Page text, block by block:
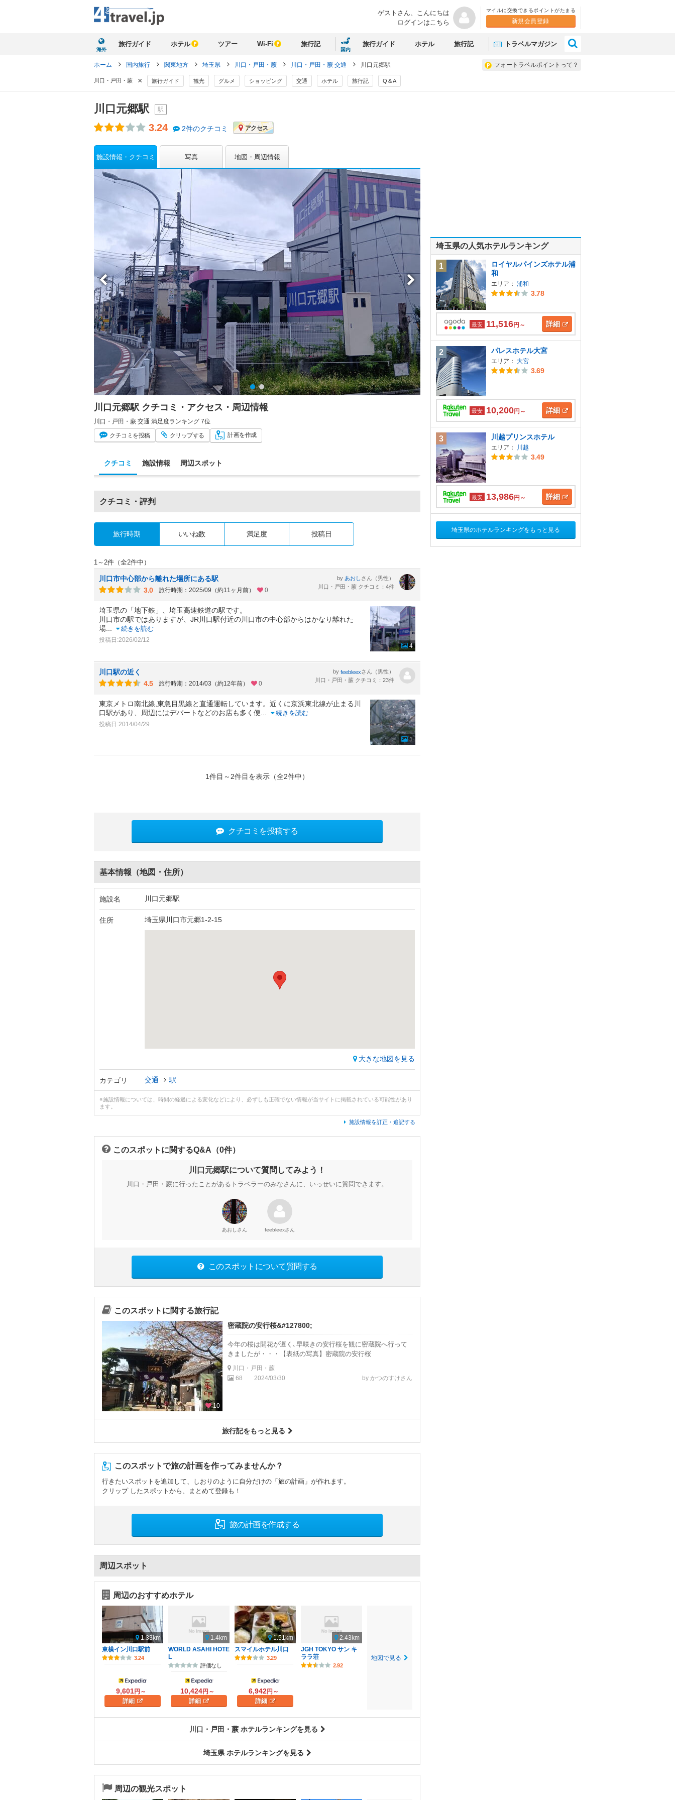
ゲストさん、 こんにちは
ログインはこちら
マイルに交換できるポイントがたまる
新規会員登録
海外
旅行ガイド ホテル ツアー Wi-Fi 旅行記
国内
旅行ガイド ホテル 旅行記 トラベルマガジン
フォートラベルポイントって？
ホーム 国内旅行 関東地方 埼玉県 川口・戸田・蕨 川口・戸田・蕨 交通 川口元郷駅
川口・戸田・蕨 × 旅行ガイド 観光 グルメ ショッピング 交通 ホテル 旅行記 Q＆A
川口元郷駅 駅
3.24 2件のクチコミ アクセス
施設情報・クチコミ 写真 地図・周辺情報
川口元郷駅 クチコミ・アクセス・周辺情報
川口・戸田・蕨 交通 満足度ランキング 7位
クチコミ を投稿 クリップする 計画を作成
クチコミ 施設情報 周辺スポット
クチコミ・評判
旅行時期 いいね数 満足度 投稿日
1～2件（全2件中）
川口市中心部から離れた場所にある駅
3.0
旅行時期：2025/09（約11ヶ月前） 0
by あおし さん（男性）
川口・戸田・蕨 クチコミ：4件
埼玉県の「地下鉄」、埼玉高速鉄道の駅です。
川口市の駅ではありますが、JR川口駅付近の川口市の中心部からはかなり離れた
場
続きを読む
投稿日:2026/02/12
4
川口駅の近く
4.5
旅行時期：2014/03（約12年前） 0
by feebleexさん（男性）
川口・戸田・蕨 クチコミ：23件
東京メトロ南北線,東急目黒線と直通運転しています。近くに京浜東北線が止まる川
口駅があり、周辺にはデパートなどのお店も多く便
続きを読む
投稿日:2014/04/29
1
1件目～2件目を表示（全2件中）
クチコミを投稿する
基本情報（地図・住所）
施設名 川口元郷駅
住所 埼玉県川口市元郷1-2-15
大きな地図を見る
カテゴリ 交通 駅
※施設情報については、時間の経過による変化などにより、必ずしも正確でない情報が当サイトに掲載されている可能性があり
ます。
施設情報を訂正・追記する
このスポットに関するQ&A（0件）
川口元郷駅について質問してみよう！
川口・戸田・蕨に行ったことがあるトラベラーのみなさんに、いっせいに質問できます。
あおし さん feebleexさん
このスポットについて質問する
このスポットに関する旅行記
10
密蔵院の安行桜&#127800;
今年の桜は開花が遅く､早咲きの安行桜を観に密蔵院へ行って
きましたが・・・【表紙の写真】密蔵院の安行桜
川口・戸田・蕨
68
2024/03/30 by かつのすけさん
旅行記をもっと見る
このスポットで旅の計画を作ってみませんか？
行きたいスポットを追加して、しおりのように自分だけの「旅の計画」が作れます。
クリップ したスポットから、まとめて登録も！
旅の計画を作成する
周辺スポット
周辺のおすすめホテル
1.33km
東横イン川口駅前
3.24
9,601円～
詳細
1.4km
WORLD ASAHI HOTE
L
評価なし
10,424円～
詳細
1.51km
スマイルホテル川口
3.29
6,942円～
詳細
2.43km
JGH TOKYO サン キ
ララ荘
2.92
地図で見る
川口・戸田・蕨 ホテルランキングを見る
埼玉県 ホテルランキングを見る
周辺の観光スポット
埼玉県の人気ホテルランキング
1
ロイヤルパインズホテル浦
和
エリア： 浦和
3.78
最安 11,516円～ 詳細
2 パレスホテル大宮
エリア： 大宮
3.69
最安 10,200円～ 詳細
3 川越プリンスホテル
エリア： 川越
3.49
最安 13,986円～ 詳細
埼玉県のホテルランキングをもっと見る